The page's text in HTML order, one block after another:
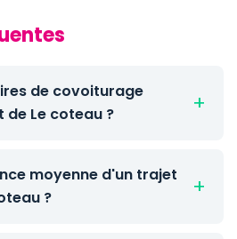
de covoiturage
Le coteau ?
moyenne d'un trajet
?